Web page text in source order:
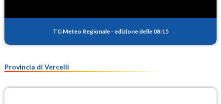
TG Meteo Regionale - edizione delle 08:15
Provincia di Vercelli